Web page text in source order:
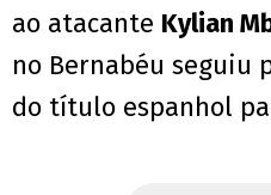
ao atacante Kylian
no Bernabéu seguiu
do título espanhol